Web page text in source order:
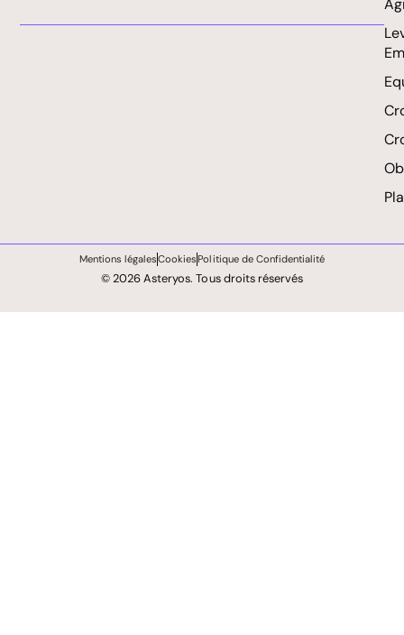
© 2026 Asteryos. Tous droits réservés
Mentions légalesCookiesPolitique de Confidentialité